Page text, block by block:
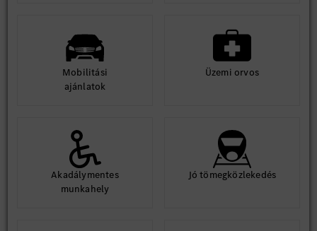
Mobilitási
ajánlatok
Üzemi orvos
Akadálymentes
munkahely
Jó tömegközlekedés